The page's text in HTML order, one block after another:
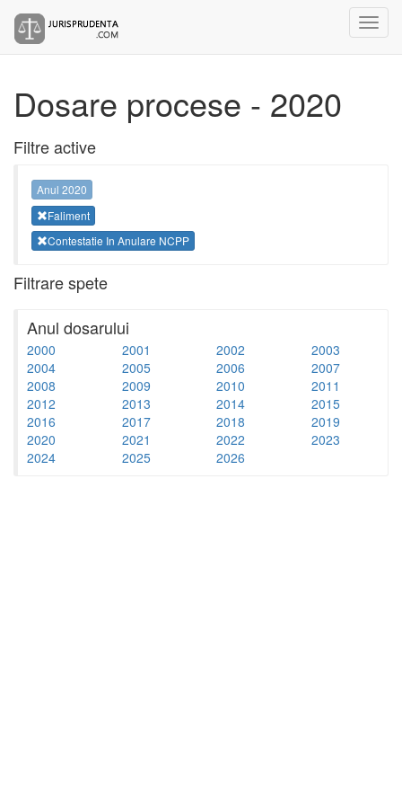
Dosare procese - 2020
Filtre active
Anul 2020
Faliment
Contestatie In Anulare NCPP
Filtrare spete
Anul dosarului
2000 2001 2002
2003
2004
2005 2006
2007
2008
2009 2010
2011
2012
2013 2014
2015
2016
2017 2018
2019
2020
2021 2022
2023
2024
2025 2026